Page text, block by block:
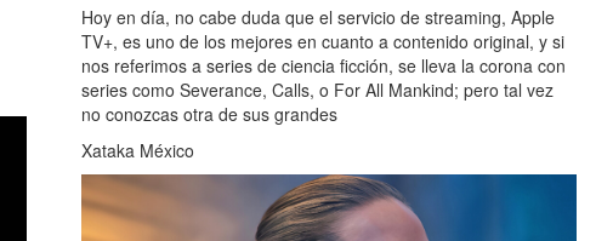
Hoy en día, no cabe duda que el servicio de streaming, Apple
TV+, es uno de los mejores en cuanto a contenido original, y si
nos referimos a series de ciencia ficción, se lleva la corona con
series como Severance, Calls, o For All Mankind; pero tal vez
no conozcas otra de sus grandes
Xataka México